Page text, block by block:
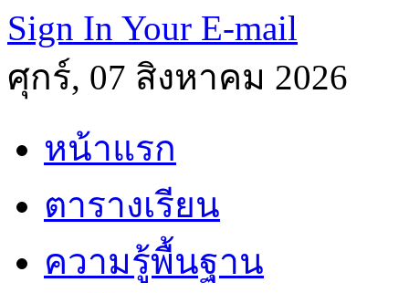
Sign In Your E-mail
ศุกร์, 07 สิงหาคม 2026
หน้าแรก
ตารางเรียน
ความรู้พื้นฐาน